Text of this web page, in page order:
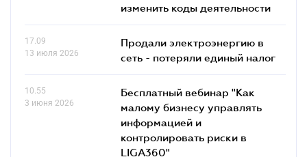
изменить коды деятельности
17.09
13 июля 2026
Продали электроэнергию в
сеть - потеряли единый налог
10.55
3 июня 2026
Бесплатный вебинар "Как
малому бизнесу управлять
информацией и
контролировать риски в
LIGA360"